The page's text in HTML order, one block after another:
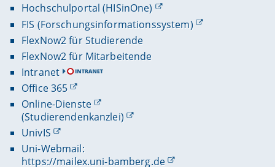
Hochschulportal (HISinOne)
FIS (Forschungsinformationssystem)
FlexNow2 für Studierende
FlexNow2 für Mitarbeitende
Intranet
Office 365
Online-Dienste
(Studierendenkanzlei)
UnivIS
Uni-Webmail:
https://mailex.uni-bamberg.de